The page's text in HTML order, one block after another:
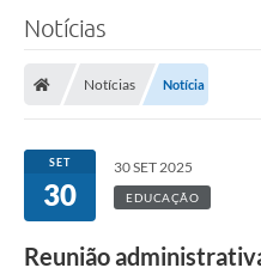
Notícias
Notícias Notícia
SET
30
30 SET 2025
EDUCAÇÃO
Reunião